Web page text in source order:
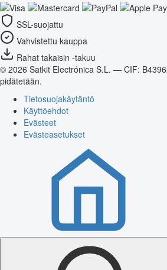
SSL-suojattu
Vahvistettu kauppa
Rahat takaisin -takuu
© 2026 Satkit Electrónica S.L. — CIF:
pidätetään.
Tietosuojakäytäntö
Käyttöehdot
Evästeet
Evästeasetukset